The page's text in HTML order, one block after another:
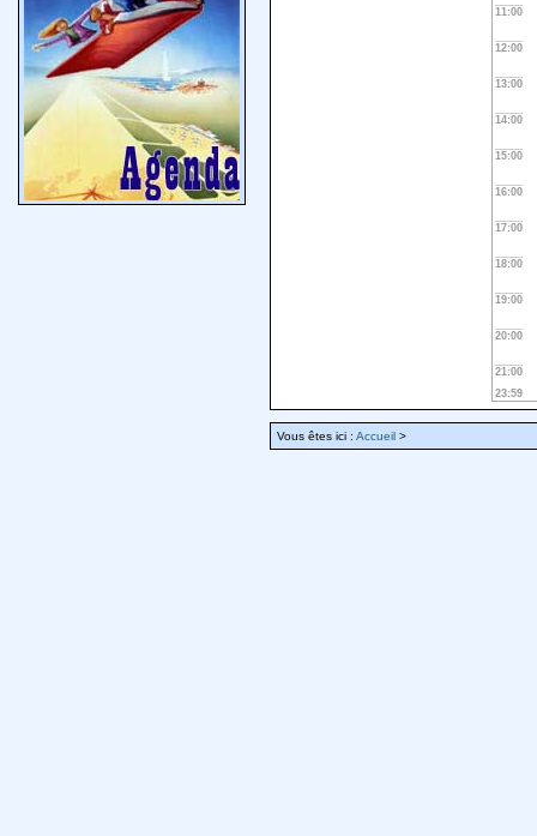
11:00
12:00
13:00
14:00
15:00
16:00
17:00
18:00
19:00
20:00
21:00
23:59
Vous êtes ici : Accueil >